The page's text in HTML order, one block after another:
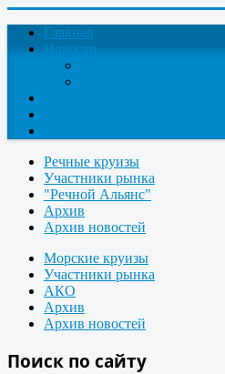
Главная
Новости
Речные круизы
Участники рынка
"Речной Альянс"
Архив
Архив новостей
Морские круизы
Участники рынка
АКО
Архив
Архив новостей
Поиск по сайту